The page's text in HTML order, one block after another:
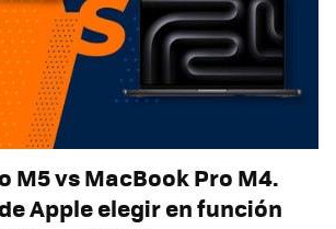
M5 vs MacBook Pro M4.
Apple elegir en función